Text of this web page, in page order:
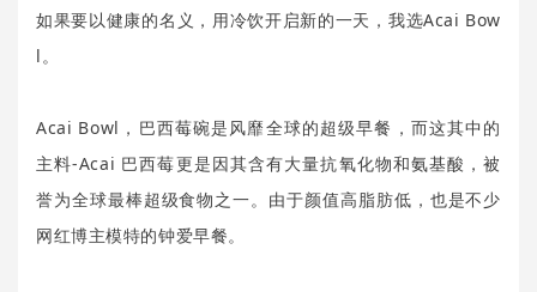
如果要以健康的名义，用冷饮开启新的一天，我选Acai Bow
l。
Acai Bowl，巴西莓碗是风靡全球的超级早餐，而这其中的
主料-Acai 巴西莓更是因其含有大量抗氧化物和氨基酸，被
誉为全球最棒超级食物之一。由于颜值高脂肪低，也是不少
网红博主模特的钟爱早餐。